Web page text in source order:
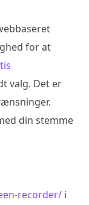
for at
valg. Det er
din stemme
recorder/ i